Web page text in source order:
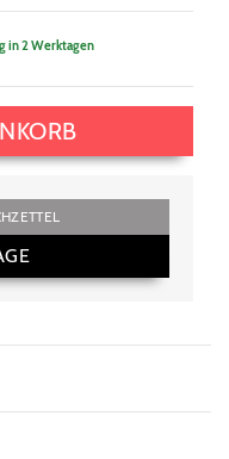
in 2 Werktagen